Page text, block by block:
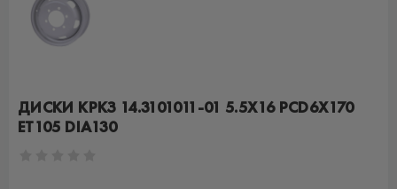
ДИСКИ КРКЗ 14.3101011-01 5.5X16 PCD6X170
ET105 DIA130